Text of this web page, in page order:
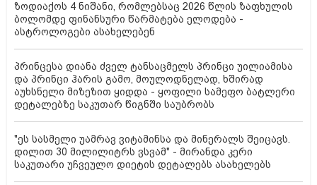
ზოდიაქოს 4 ნიშანი, რომლებსაც 2026 წლის ზაფხულის
ბოლომდე ფინანსური წარმატება ელოდება -
ასტროლოგები ასახელებენ
პრინცესა დიანა ძველ ტანსაცმელს პრინცი უილიამისა
და პრინცი ჰარის გამო, მოულოდნელად, ხშირად
აუხსნელი მიზეზით ყიდდა - ყოფილი სამეფო ბატლერი
დეტალებზე საკუთარ წიგნში საუბრობს
"ეს სასმელი უამრავ ვიტამინსა და მინერალს შეიცავს.
დილით 30 მილილიტრს ვსვამ" - მირანდა კერი
საკუთარი უჩვეულო დიეტის დეტალებს ასახელებს